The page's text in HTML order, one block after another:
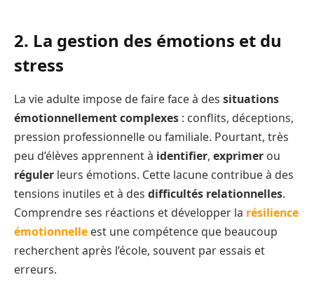
2. La gestion des émotions et du
stress
La vie adulte impose de faire face à des situations
émotionnellement complexes : conflits, déceptions,
pression professionnelle ou familiale. Pourtant, très
peu d’élèves apprennent à identifier, exprimer ou
réguler leurs émotions. Cette lacune contribue à des
tensions inutiles et à des difficultés relationnelles.
Comprendre ses réactions et développer la résilience
émotionnelle est une compétence que beaucoup
recherchent après l’école, souvent par essais et
erreurs.